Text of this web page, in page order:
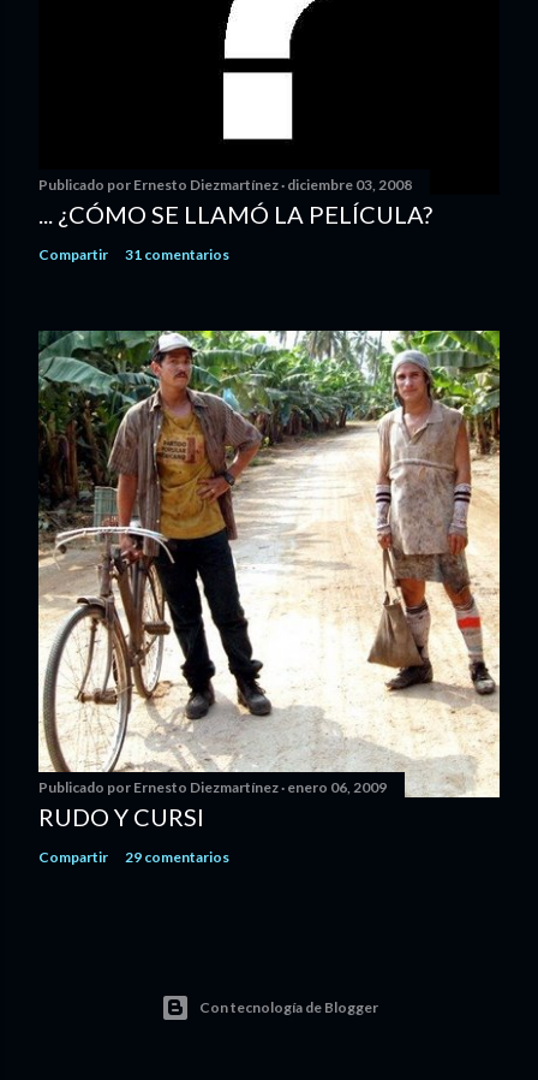
Publicado por Ernesto Diezmartínez diciembre 03, 2008
... ¿CÓMO SE LLAMÓ LA PELÍCULA?
Compartir 31 comentarios
Publicado por Ernesto Diezmartínez enero 06, 2009
RUDO Y CURSI
Compartir 29 comentarios
Con tecnología de Blogger